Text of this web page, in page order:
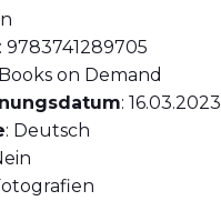
: 9783741289705
on Demand
: 16.03.2023
: Deutsch